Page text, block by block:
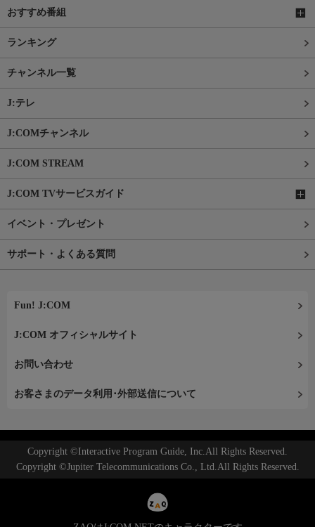
おすすめ番組
ランキング
チャンネル一覧
J:テレ
J:COMチャンネル
J:COM STREAM
J:COM TVサービスガイド
イベント・プレゼント
サポート・よくある質問
Fun! J:COM
J:COM オフィシャルサイト
お問い合わせ
お客さまのデータ利用･外部送信について
Copyright ©Interactive Program Guide, Inc.All Rights Reserved.
Copyright ©Jupiter Telecommunications Co., Ltd.All Rights Reserved.